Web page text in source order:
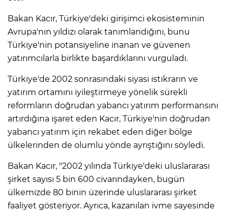
Bakan Kacır, Türkiye'deki girişimci ekosisteminin
Avrupa'nın yıldızı olarak tanımlandığını, bunu
Türkiye'nin potansiyeline inanan ve güvenen
yatırımcılarla birlikte başardıklarını vurguladı.
Türkiye'de 2002 sonrasındaki siyasi istikrarın ve
yatırım ortamını iyileştirmeye yönelik sürekli
reformların doğrudan yabancı yatırım performansını
artırdığına işaret eden Kacır, Türkiye'nin doğrudan
yabancı yatırım için rekabet eden diğer bölge
ülkelerinden de olumlu yönde ayrıştığını söyledi.
Bakan Kacır, "2002 yılında Türkiye'deki uluslararası
şirket sayısı 5 bin 600 civarındayken, bugün
ülkemizde 80 binin üzerinde uluslararası şirket
faaliyet gösteriyor. Ayrıca, kazanılan ivme sayesinde